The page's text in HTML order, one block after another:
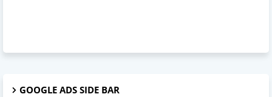
GOOGLE ADS SIDE BAR